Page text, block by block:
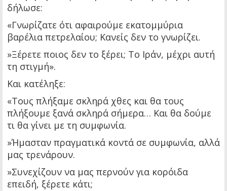
δήλωσε:
«Γνωρίζατε ότι αφαιρούμε εκατομμύρια
βαρέλια πετρελαίου; Κανείς δεν το γνωρίζει.
»Ξέρετε ποιος δεν το ξέρει; Το Ιράν, μέχρι αυτή
τη στιγμή».
Και κατέληξε:
«Τους πλήξαμε σκληρά χθες και θα τους
πλήξουμε ξανά σκληρά σήμερα… Και θα δούμε
τι θα γίνει με τη συμφωνία.
»Ήμασταν πραγματικά κοντά σε συμφωνία, αλλά
μας τρενάρουν.
»Συνεχίζουν να μας περνούν για κορόιδα
επειδή, ξέρετε κάτι;